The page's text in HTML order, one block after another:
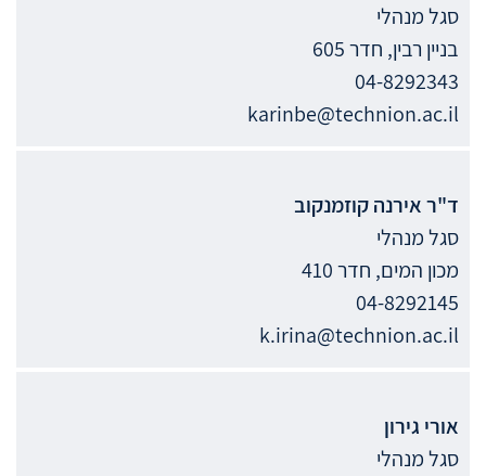
סגל מנהלי
בניין רבין, חדר 605
04-8292343
karinbe@technion.ac.il
ד"ראירנהקוזמנקוב
סגל מנהלי
מכון המים, חדר 410
04-8292145
k.irina@technion.ac.il
אורי גירון
סגל מנהלי